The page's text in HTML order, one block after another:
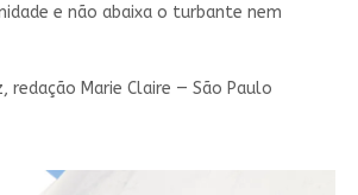
e não abaixa o turbante nem
redação Marie Claire — São Paulo